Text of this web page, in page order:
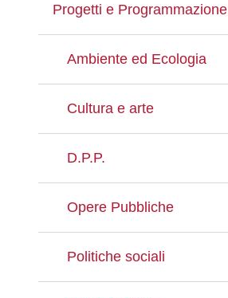
Progetti e Programmazione
Ambiente ed Ecologia
Cultura e arte
D.P.P.
Opere Pubbliche
Politiche sociali